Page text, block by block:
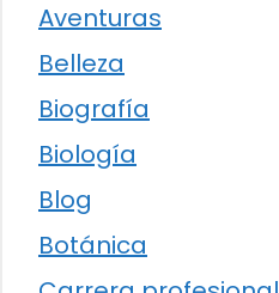
Aventuras
Belleza
Biografía
Biología
Blog
Botánica